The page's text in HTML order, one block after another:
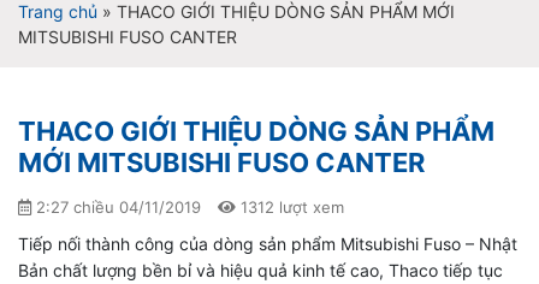
Trang chủ » THACO GIỚI THIỆU DÒNG SẢN PHẨM MỚI
MITSUBISHI FUSO CANTER
THACO GIỚI THIỆU DÒNG SẢN PHẨM
MỚI MITSUBISHI FUSO CANTER
2:27 chiều 04/11/2019 1312 lượt xem
Tiếp nối thành công của dòng sản phẩm Mitsubishi Fuso – Nhật
Bản chất lượng bền bỉ và hiệu quả kinh tế cao, Thaco tiếp tục